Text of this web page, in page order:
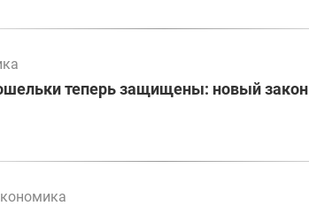
теперь защищены: новый закон